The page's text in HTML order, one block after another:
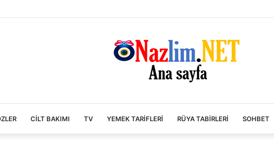
CILT BAKIMI TV YEMEK TARIFLERI RÜYA TABIRLERI SOHBET